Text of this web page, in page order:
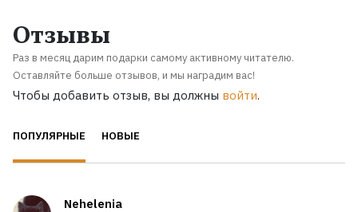
Отзывы
Раз в месяц дарим подарки самому активному читателю.
Оставляйте больше отзывов, и мы наградим вас!
Чтобы добавить отзыв, вы должны войти.
ПОПУЛЯРНЫЕ НОВЫЕ
Nehelenia